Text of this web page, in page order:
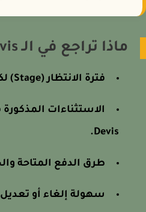
ماذا تراجع في الـ Devis قبل التوقيع؟
فترة الانتظار (Stage) لكل فئة علاجية.
الاستثناءات المذكورة
Devis.
طرق الدفع المتاحة
سهولة إلغاء أو تعديل